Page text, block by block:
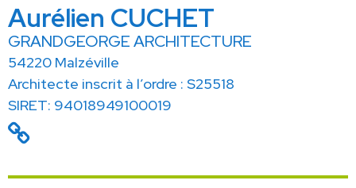
Aurélien CUCHET
GRANDGEORGE ARCHITECTURE
54220 Malzéville
Architecte inscrit à l’ordre : S25518
SIRET: 94018949100019